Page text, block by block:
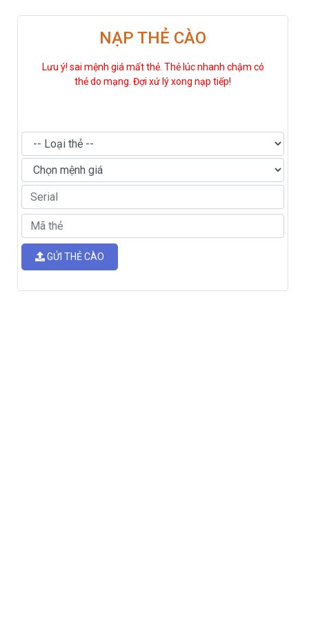
NẠP THẺ CÀO
Lưu ý! sai mệnh giá mất thẻ. Thẻ lúc nhanh chậm có
thẻ do mạng. Đợi xứ lý xong nạp tiếp!
GỬI THẺ CÀO